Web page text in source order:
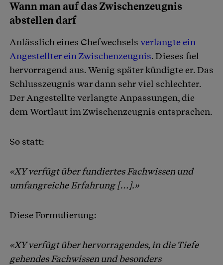
Wann man auf das Zwischenzeugnis
abstellen darf
Anlässlich eines Chefwechsels verlangte ein
Angestellter ein Zwischenzeugnis. Dieses fiel
hervorragend aus. Wenig später kündigte er. Das
Schlusszeugnis war dann sehr viel schlechter.
Der Angestellte verlangte Anpassungen, die
dem Wortlaut im Zwischenzeugnis entsprachen.
So statt:
«XY verfügt über fundiertes Fachwissen und
umfangreiche Erfahrung […].»
Diese Formulierung:
«XY verfügt über hervorragendes, in die Tiefe
gehendes Fachwissen und besonders